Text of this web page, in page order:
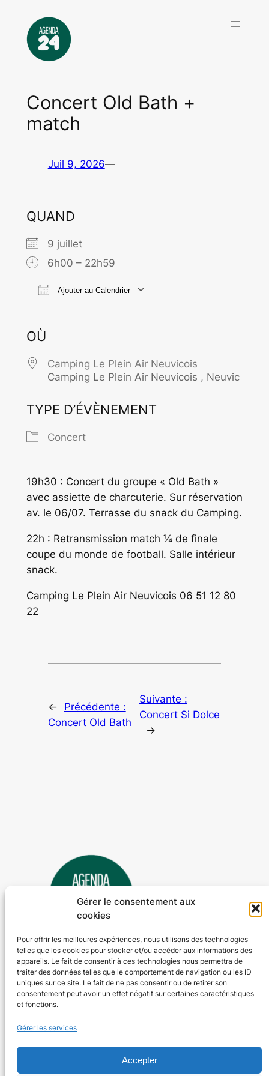
Gérer le consentement aux
cookies
Pour offrir les meilleures expériences, nous utilisons des technologies
telles que les cookies pour stocker et/ou accéder aux informations des
appareils. Le fait de consentir à ces technologies nous permettra de
traiter des données telles que le comportement de navigation ou les ID
uniques sur ce site. Le fait de ne pas consentir ou de retirer son
consentement peut avoir un effet négatif sur certaines caractéristiques
et fonctions.
Gérer les services
Accepter
contenu
Concert Old Bath +
match
Juil 9, 2026—
QUAND
9 juillet
6h00 – 22h59
Ajouter au Calendrier
OÙ
Camping Le Plein Air Neuvicois
Camping Le Plein Air Neuvicois , Neuvic
TYPE D’ÉVÈNEMENT
Concert
19h30 : Concert du groupe « Old Bath »
avec assiette de charcuterie. Sur réservation
av. le 06/07. Terrasse du snack du Camping.
22h : Retransmission match ¼ de finale
coupe du monde de football. Salle intérieur
snack.
Camping Le Plein Air Neuvicois 06 51 12 80
22
←
Précédente :
Concert Old Bath
Suivante :
Concert Si Dolce
→
Agenda 24
L'agenda des manifestations et activités en Dordogne
Tous les événements
Plus d’activités
S’abonner par mail
Nos valeurs
Mentions légales